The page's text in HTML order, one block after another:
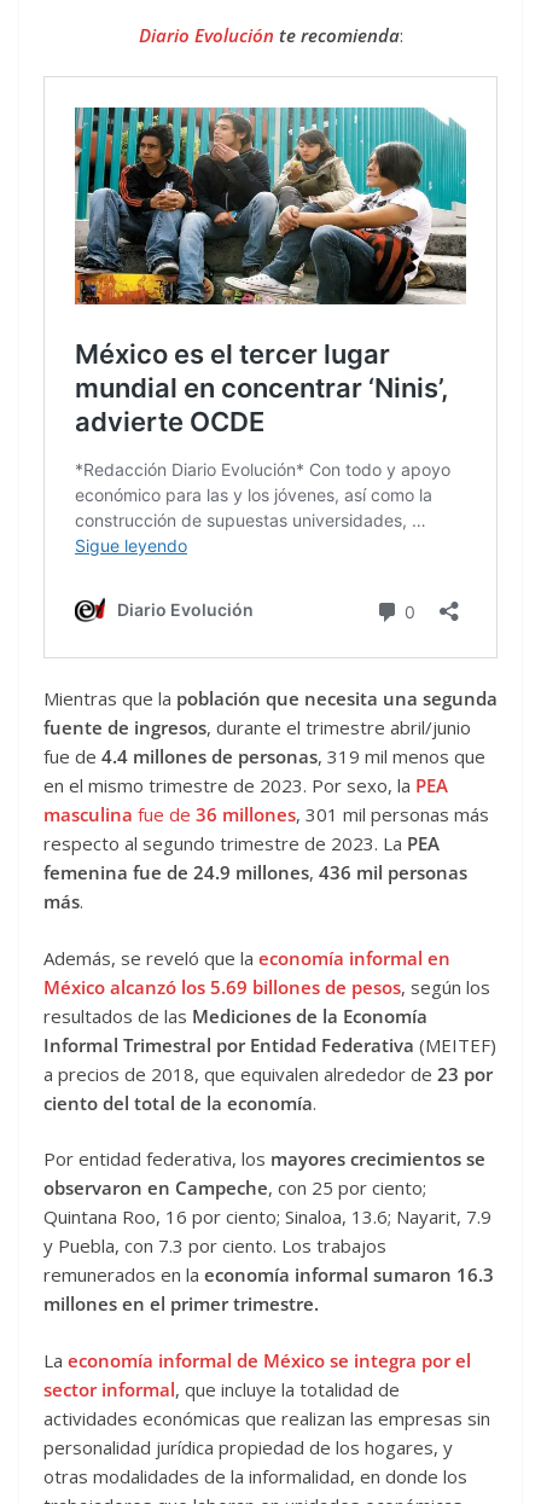
Diario Evolución te recomienda:
Mientras que la población que necesita una segunda
fuente de ingresos, durante el trimestre abril/junio
fue de 4.4 millones de personas, 319 mil menos que
en el mismo trimestre de 2023. Por sexo, la PEA
masculina fue de 36 millones, 301 mil personas más
respecto al segundo trimestre de 2023. La PEA
femenina fue de 24.9 millones, 436 mil personas
más.
Además, se reveló que la economía informal en
México alcanzó los 5.69 billones de pesos, según los
resultados de las Mediciones de la Economía
Informal Trimestral por Entidad Federativa (MEITEF)
a precios de 2018, que equivalen alrededor de 23 por
ciento del total de la economía.
Por entidad federativa, los mayores crecimientos se
observaron en Campeche, con 25 por ciento;
Quintana Roo, 16 por ciento; Sinaloa, 13.6; Nayarit, 7.9
y Puebla, con 7.3 por ciento. Los trabajos
remunerados en la economía informal sumaron 16.3
millones en el primer trimestre.
La economía informal de México se integra por el
sector informal, que incluye la totalidad de
actividades económicas que realizan las empresas sin
personalidad jurídica propiedad de los hogares, y
otras modalidades de la informalidad, en donde los